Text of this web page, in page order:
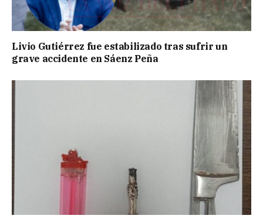
Livio Gutiérrez fue estabilizado tras sufrir un
grave accidente en Sáenz Peña